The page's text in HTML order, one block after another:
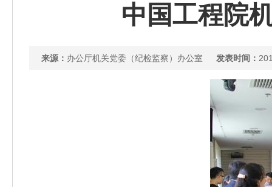
中国工程院
来源： 办公厅机关党委（纪检监察）办公室 发表时间：